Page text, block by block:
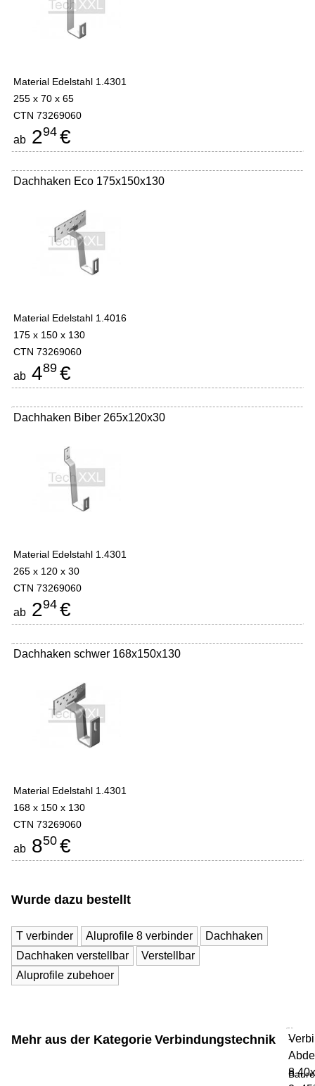
Material Edelstahl 1.4301
255 x 70 x 65
CTN 73269060
ab 294 €
Dachhaken Eco 175x150x130
Material Edelstahl 1.4016
175 x 150 x 130
CTN 73269060
ab 489 €
Dachhaken Biber 265x120x30
Material Edelstahl 1.4301
265 x 120 x 30
CTN 73269060
ab 294 €
Dachhaken schwer 168x150x130
Material Edelstahl 1.4301
168 x 150 x 130
CTN 73269060
ab 850 €
Wurde dazu bestellt
T verbinder Aluprofile 8 verbinder
Dachhaken
Dachhaken verstellbar
Verstellbar
Aluprofile zubehoer
Mehr aus der Kategorie Verbindungstechnik
8
-